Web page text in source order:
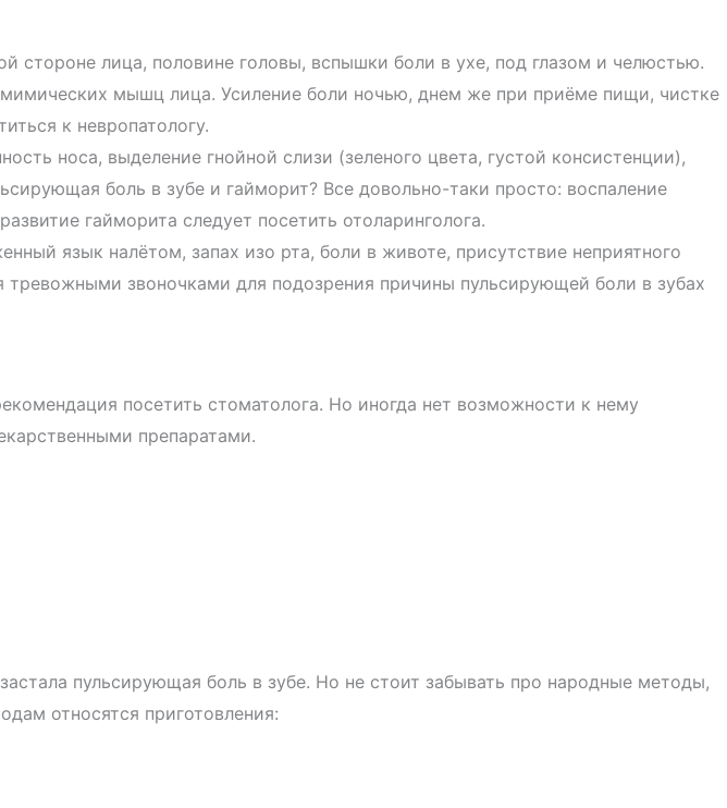
стороне лица, половине головы, вспышки боли в ухе, под глазом и челюстью.
мышц лица. Усиление боли ночью, днем же при приёме пищи, чистке
к невропатологу.
носа, выделение гнойной слизи (зеленого цвета, густой консистенции),
боль в зубе и гайморит? Все довольно-таки просто: воспаление
гайморита следует посетить отоларинголога.
язык налётом, запах изо рта, боли в животе, присутствие неприятного
звоночками для подозрения причины пульсирующей боли в зубах
посетить стоматолога. Но иногда нет возможности к нему
препаратами.
пульсирующая боль в зубе. Но не стоит забывать про народные методы,
относятся приготовления: